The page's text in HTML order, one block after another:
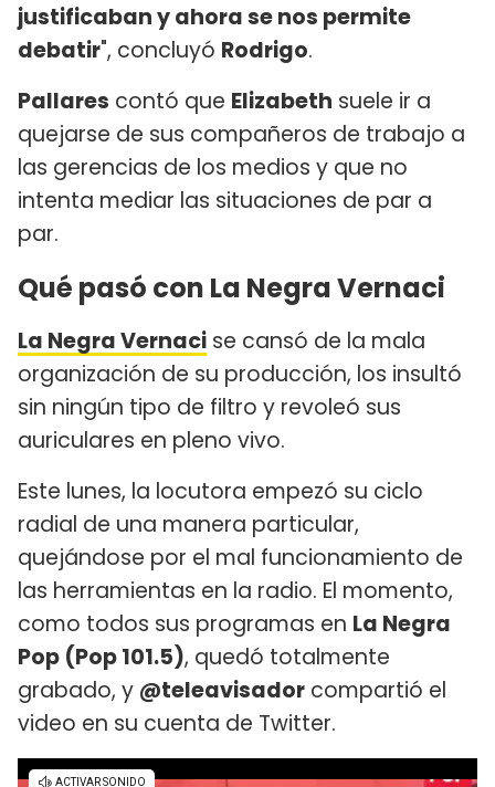
justificaban y ahora se nos permite
debatir", concluyó Rodrigo.
Pallares contó que Elizabeth suele ir a
quejarse de sus compañeros de trabajo a
las gerencias de los medios y que no
intenta mediar las situaciones de par a
par.
Qué pasó con La Negra Vernaci
La Negra Vernaci se cansó de la mala
organización de su producción, los insultó
sin ningún tipo de filtro y revoleó sus
auriculares en pleno vivo.
Este lunes, la locutora empezó su ciclo
radial de una manera particular,
quejándose por el mal funcionamiento de
las herramientas en la radio. El momento,
como todos sus programas en La Negra
Pop (Pop 101.5), quedó totalmente
grabado, y @teleavisador compartió el
video en su cuenta de Twitter.